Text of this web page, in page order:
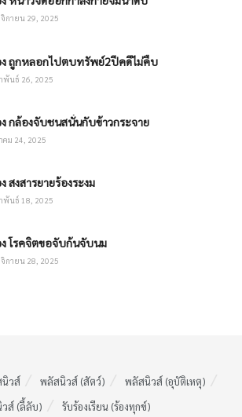
กายน 29, 2025
ง ถูกหลอกไปตบทรัพย์2ปีคดีไม่คืบ
พันธ์ 26, 2025
กล้องจับชนสนั่นกับข้าวกระจาย
คม 24, 2025
สงสารยายร้องระงม
พันธ์ 18, 2025
โรคจิตขอจับก้นจับนม
กายน 28, 2025
วส์ พลัสนิวส์ (สัตว์)
พลัสนิวส์ (อุบัติเหตุ)
ส์ (ลี้ลับ)
รับร้องเรียน (ร้องทุกข์)